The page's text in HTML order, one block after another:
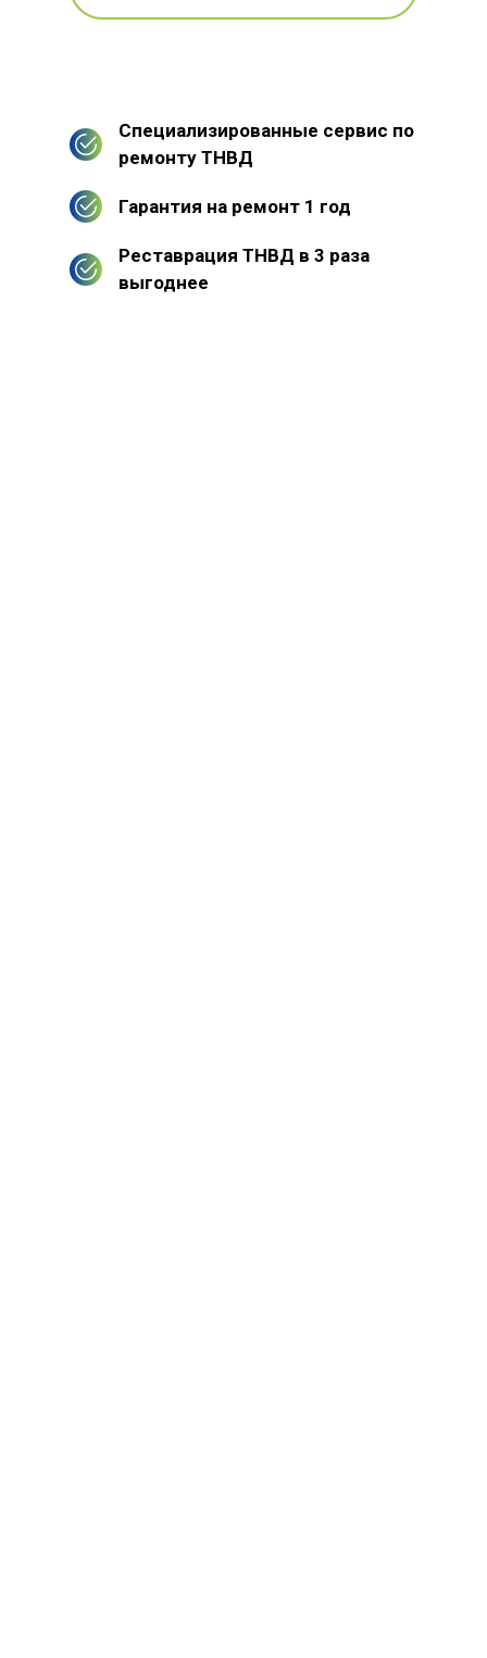
Специализированные сервис по
ремонту ТНВД
Гарантия на ремонт 1 год
Реставрация ТНВД в 3 раза
выгоднее